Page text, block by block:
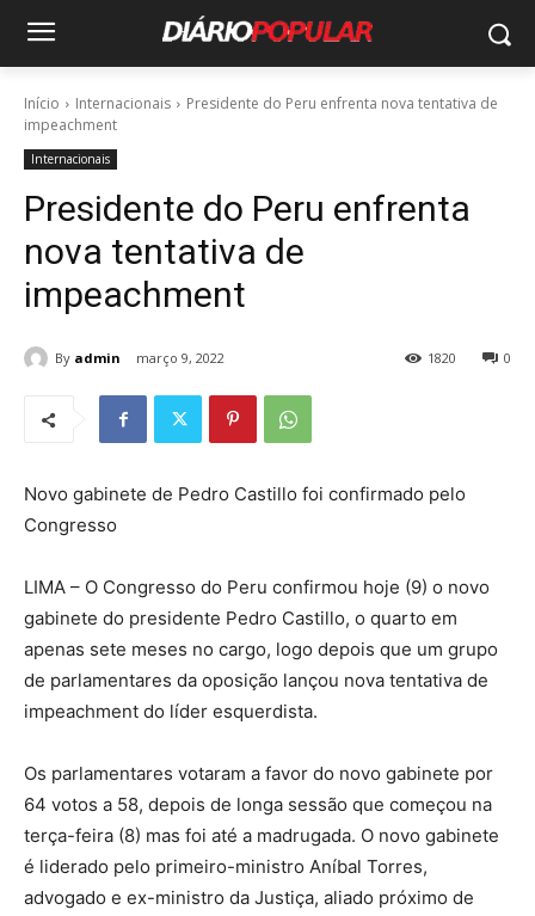
Início Internacionais
Presidente do Peru enfrenta nova tentativa de
impeachment
Internacionais
Presidente do Peru enfrenta
nova tentativa de
impeachment
By admin março 9, 2022 0
1820
Novo gabinete de Pedro Castillo foi confirmado pelo
Congresso
LIMA – O Congresso do Peru confirmou hoje (9) o novo
gabinete do presidente Pedro Castillo, o quarto em
apenas sete meses no cargo, logo depois que um grupo
de parlamentares da oposição lançou nova tentativa de
impeachment do líder esquerdista.
Os parlamentares votaram a favor do novo gabinete por
64 votos a 58, depois de longa sessão que começou na
terça-feira (8) mas foi até a madrugada. O novo gabinete
é liderado pelo primeiro-ministro Aníbal Torres,
advogado e ex-ministro da Justiça, aliado próximo de